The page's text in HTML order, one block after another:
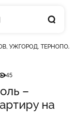
УЖГОРОД,
переглядів
45
–
на